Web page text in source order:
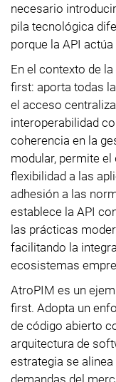
necesario
pila tecnológica
porque la API
En el contexto de
first: aporta todas
el acceso
interoperabilidad
coherencia en la
modular, permite
flexibilidad a las
adhesión a las
establece la API
las prácticas
facilitando la
ecosistemas
AtroPIM es un
first. Adopta un
de código abierto
arquitectura de
estrategia se
demandas del